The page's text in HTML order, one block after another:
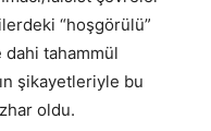
“hoşgörülü”
tahammül
şikayetleriyle bu
oldu.